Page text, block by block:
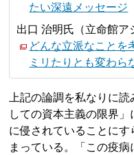
たい深遠メッセージ
出口 治明氏（立命館ア
どんな立派なことを
ミリたりとも変わら
上記の論調を私なりに
しての資本主義の限界
に侵されていることに
まっている。「この疫